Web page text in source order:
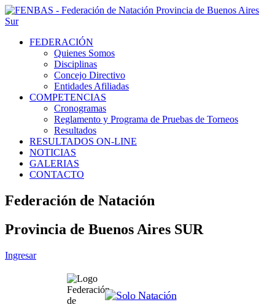
FEDERACIÓN
Quienes Somos
Disciplinas
Concejo Directivo
Entidades Afiliadas
COMPETENCIAS
Cronogramas
Reglamento y Programa de Pruebas de Torneos
Resultados
RESULTADOS ON-LINE
NOTICIAS
GALERIAS
CONTACTO
Federación de Natación
Provincia de Buenos Aires SUR
Ingresar